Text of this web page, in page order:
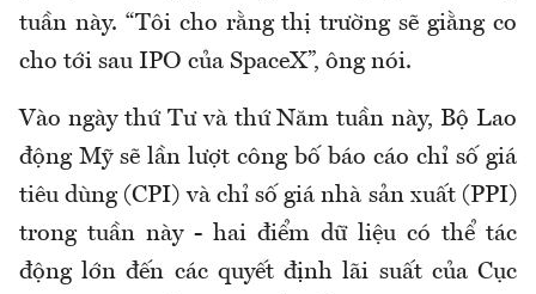
tuần này. “Tôi cho rằng thị trường sẽ giằng co
cho tới sau IPO của SpaceX”, ông nói.
Vào ngày thứ Tư và thứ Năm tuần này, Bộ Lao
động Mỹ sẽ lần lượt công bố báo cáo chỉ số giá
tiêu dùng (CPI) và chỉ số giá nhà sản xuất (PPI)
trong tuần này - hai điểm dữ liệu có thể tác
động lớn đến các quyết định lãi suất của Cục